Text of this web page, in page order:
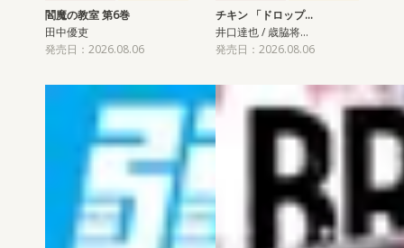
閻魔の教室 第6巻
田中優吏
発売日：2026.08.06
チキン 「ドロップ…
井口達也 / 歳脇将…
発売日：2026.08.06